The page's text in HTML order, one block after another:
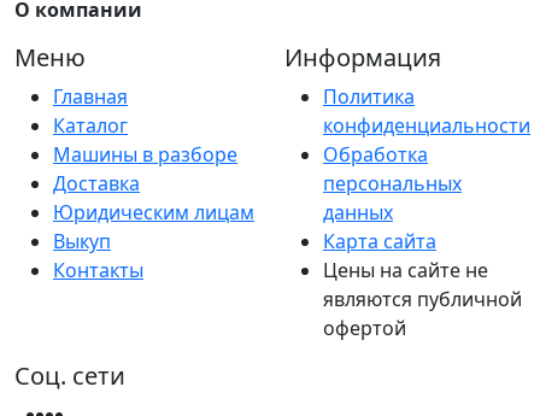
О компании
Меню
Главная
Каталог
Машины в разборе
Доставка
Юридическим лицам
Выкуп
Контакты
Информация
Политика
конфиденциальности
Обработка
персональных
данных
Карта сайта
Цены на сайте не
являются публичной
офертой
Соц. сети